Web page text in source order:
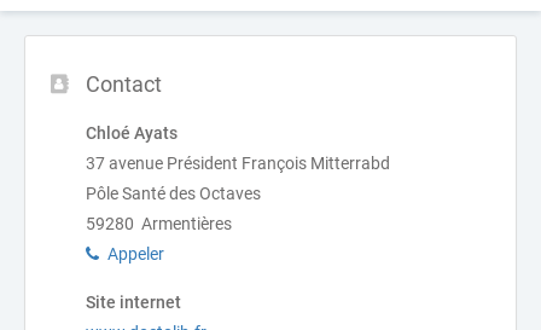
Contact
Chloé Ayats
37 avenue Président François Mitterrabd
Pôle Santé des Octaves
59280 Armentières
Appeler
Site internet